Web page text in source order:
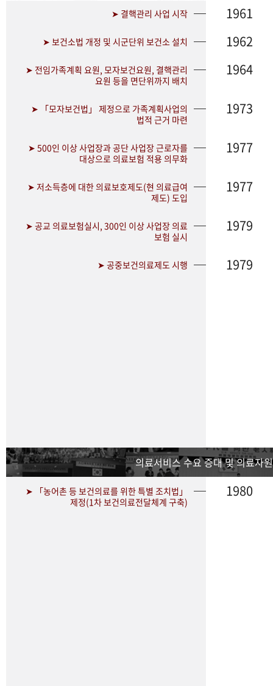
➤ 결핵관리 사업 시작 1961
➤ 보건소법 개정 및 시군단위 보건소 설치 1962
➤ 전임가족계획 요원, 모자보건요원, 결핵관리
요원 등을 면단위까지 배치
1964
➤ 「모자보건법」 제정으로 가족계획사업의
법적 근거 마련
1973
➤ 500인 이상 사업장과 공단 사업장 근로자를
대상으로 의료보험 적용 의무화
1977
➤ 저소득층에 대한 의료보호제도(현 의료급여
제도) 도입
1977
➤ 공교 의료보험실시, 300인 이상 사업장 의료
보험 실시
1979
➤ 공중보건의료제도 시행 1979
의료서비스 수요 증대 및 의료자
➤ 「농어촌 등 보건의료를 위한 특별 조치법」
제정(1차 보건의료전달체계 구축)
1980